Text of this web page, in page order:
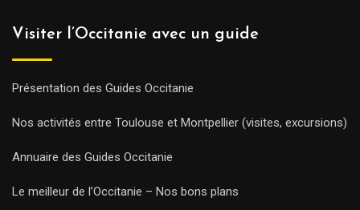
Visiter l’Occitanie avec un guide
Présentation des Guides Occitanie
Nos activités entre Toulouse et Montpellier (visites, excursions)
Annuaire des Guides Occitanie
Le meilleur de l’Occitanie – Nos bons plans